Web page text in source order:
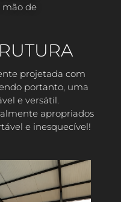
mão de
projetada com
portanto, uma
e versátil.
apropriados
e inesquecível!